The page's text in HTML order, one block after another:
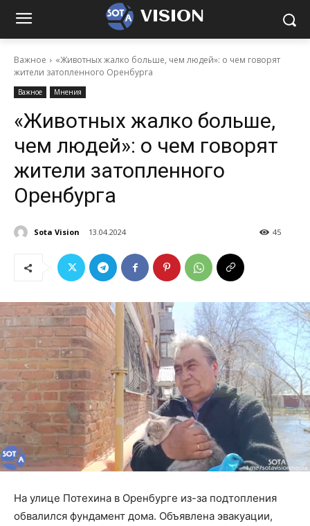
VISION
Важное
«Животных жалко больше, чем людей»: о чем говорят
жители затопленного Оренбурга
Важное Мнения
«Животных жалко больше,
чем людей»: о чем говорят
жители затопленного
Оренбурга
Sota Vision 13.04.2024 45
На улице Потехина в Оренбурге из-за подтопления
обвалился фундамент дома. Объявлена эвакуации,